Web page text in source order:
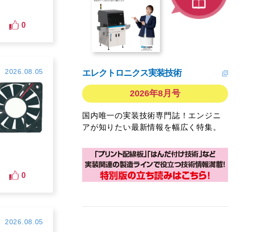
0
2026.08.05
0
2026.08.05
エレクトロニクス実装技術
2026年8月号
国内唯一の実装技術専門誌！エンジニ
アが知りたい最新情報を幅広く特集。